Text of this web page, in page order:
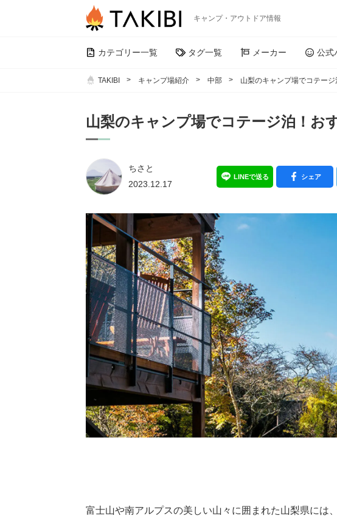
キャンプ・アウトドア情報
カテゴリー一覧 タグ一覧 メーカー 公式
TAKIBI キャンプ場紹介 中部 山梨のキャンプ場でコテー
山梨のキャンプ場でコテージ泊！お
ちさと
2023.12.17
LINEで送る シェア
富士山や南アルプスの美しい山々に囲まれた山梨県には